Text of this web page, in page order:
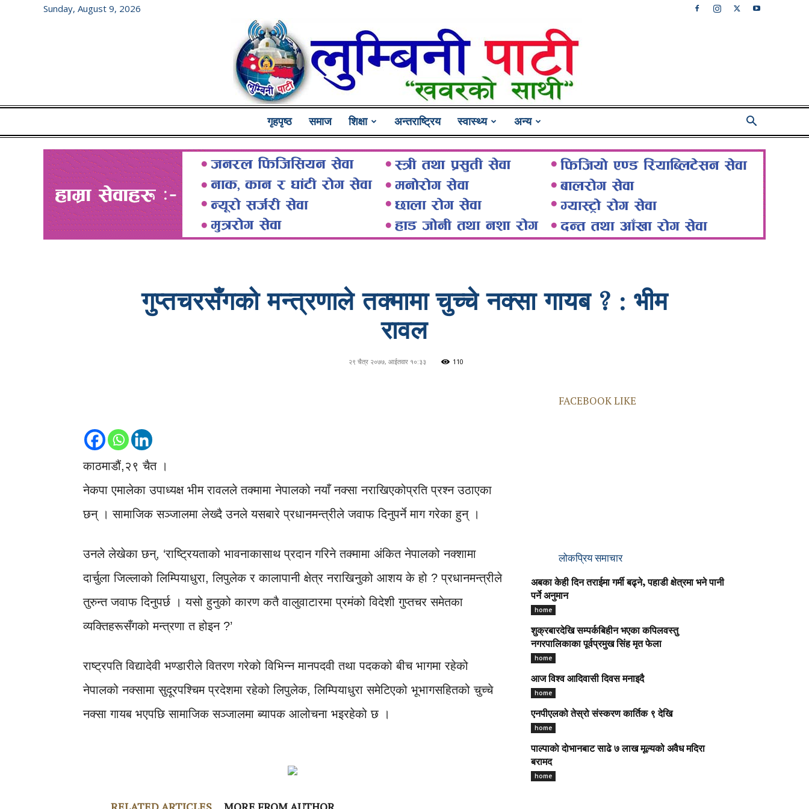
Sunday, August 9, 2026
Lumbini
Pati
गृहपृष्ठ समाज शिक्षा अन्तराष्ट्रिय स्वास्थ्य अन्य
गुप्तचरसँगको मन्त्रणाले तक्मामा चुच्चे नक्सा गायब ? : भीम
रावल
२९ चैत्र २०७७, आईतवार १०:३३ 110
काठमाडौं,२९ चैत ।
नेकपा एमालेका उपाध्यक्ष भीम रावलले तक्मामा नेपालको नयाँ नक्सा नराखिएकोप्रति प्रश्न उठाएका
छन् । सामाजिक सञ्जालमा लेख्दै उनले यसबारे प्रधानमन्त्रीले जवाफ दिनुपर्ने माग गरेका हुन् ।
उनले लेखेका छन्, ‘राष्ट्रियताको भावनाकासाथ प्रदान गरिने तक्मामा अंकित नेपालको नक्शामा
दार्चुला जिल्लाको लिम्पियाधुरा, लिपुलेक र कालापानी क्षेत्र नराखिनुको आशय के हो ? प्रधानमन्त्रीले
तुरुन्त जवाफ दिनुपर्छ । यसो हुनुको कारण कतै वालुवाटारमा प्रमंको विदेशी गुप्तचर समेतका
व्यक्तिहरूसँगको मन्त्रणा त होइन ?’
राष्ट्रपति विद्यादेवी भण्डारीले वितरण गरेको विभिन्न मानपदवी तथा पदकको बीच भागमा रहेको
नेपालको नक्सामा सुदूरपश्चिम प्रदेशमा रहेको लिपुलेक, लिम्पियाधुरा समेटिएको भूभागसहितको चुच्चे
नक्सा गायब भएपछि सामाजिक सञ्जालमा ब्यापक आलोचना भइरहेको छ ।
FACEBOOK LIKE
लोकप्रिय समाचार
अबका केही दिन तराईमा गर्मी बढ्ने, पहाडी क्षेत्रमा भने पानी
पर्ने अनुमान
home
शुक्रबारदेखि सम्पर्कबिहीन भएका कपिलवस्तु
नगरपालिकाका पूर्वप्रमुख सिंह मृत फेला
home
आज विश्व आदिवासी दिवस मनाइदै
home
एनपीएलको तेस्रो संस्करण कार्तिक ९ देखि
home
पाल्पाकाे दाेभानबाट साढे ७ लाख मूल्यको अवैध मदिरा
बरामद
home